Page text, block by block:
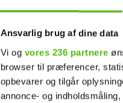
Ansvarlig brug af dine data
Vi og vores 236 partnere
browser til præferencer,
opbevarer og tilgår
annonce- og
hverken
Artiklen